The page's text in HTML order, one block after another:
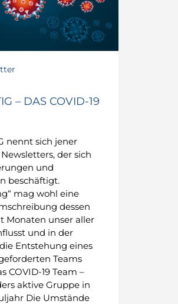
– DAS COVID-19
nennt sich jener
der sich
und
beschäftigt.
mag wohl eine
dessen
Monaten unser aller
und in der
Entstehung eines
Teams
COVID-19 Team –
aktive Gruppe in
Die Umstände